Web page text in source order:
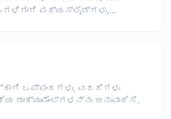
ಪಠ್ಯಸ್ಲೈಡ್ಗಳು,
ಒಪ್ಪಂದಗಳು, ವರದಿಗಳು
ಡಾಕ್ಯುಮೆಂಟ್‌ಗಳನ್ನು ಅನುವಾದಿಸಿ.